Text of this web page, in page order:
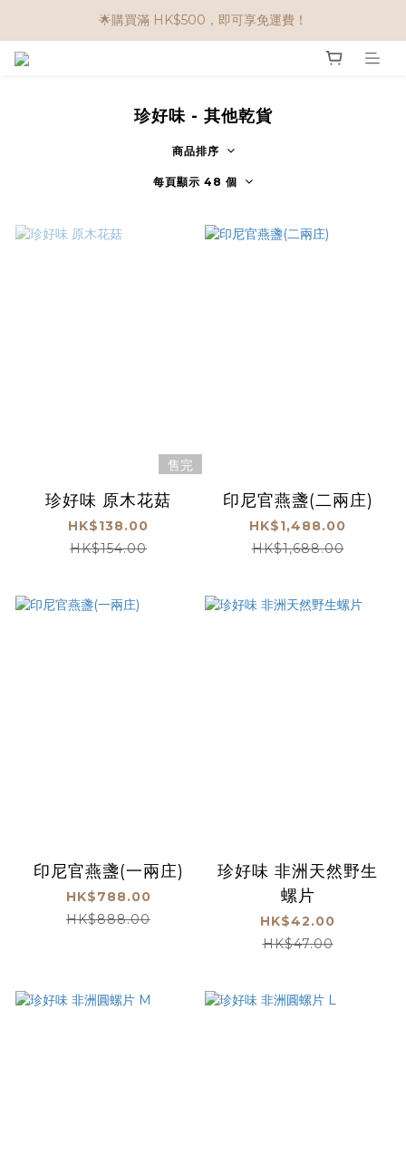
🌟購物滿 HK$650享95折； HK$950享9折；HK$1500享85折
🌟購買滿 HK$500，即可享免運費！
任選兩件$80！ 🌟韓國骨膠原啫喱：$270/3件；$510/6件
珍好味 - 其他乾貨
商品排序
每頁顯示 48 個
售完
珍好味 原木花菇
HK$138.00
HK$154.00
印尼官燕盞(二兩庄)
HK$1,488.00
HK$1,688.00
印尼官燕盞(一兩庄)
HK$788.00
HK$888.00
珍好味 非洲天然野生
螺片
HK$42.00
HK$47.00